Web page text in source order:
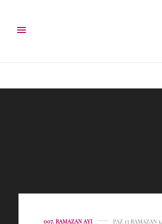
007. RAMAZAN AYI PAZ 13 RAMAZAN